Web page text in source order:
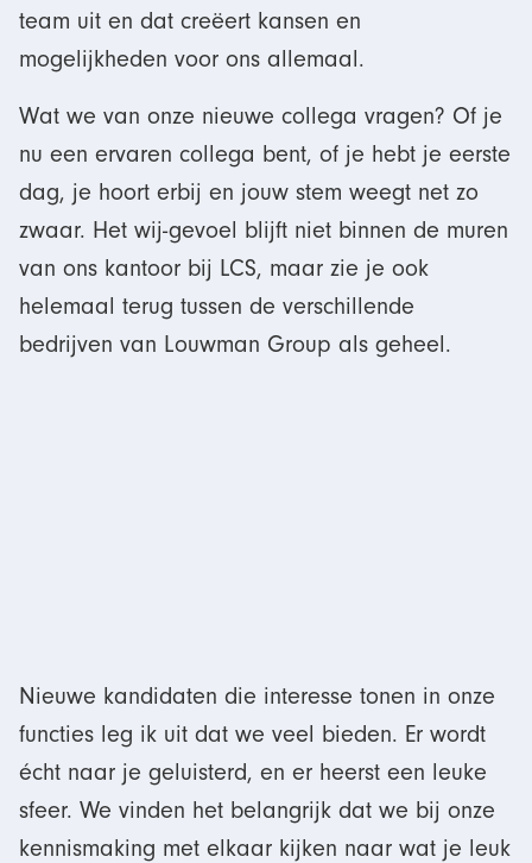
team uit en dat creëert kansen en
mogelijkheden voor ons allemaal.
Wat we van onze nieuwe collega vragen? Of je
nu een ervaren collega bent, of je hebt je eerste
dag, je hoort erbij en jouw stem weegt net zo
zwaar. Het wij-gevoel blijft niet binnen de muren
van ons kantoor bij LCS, maar zie je ook
helemaal terug tussen de verschillende
bedrijven van Louwman Group als geheel.
Nieuwe kandidaten die interesse tonen in onze
functies leg ik uit dat we veel bieden. Er wordt
écht naar je geluisterd, en er heerst een leuke
sfeer. We vinden het belangrijk dat we bij onze
kennismaking met elkaar kijken naar wat je leuk